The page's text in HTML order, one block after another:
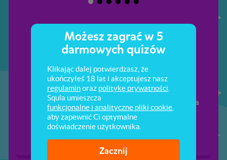
Dni tygodnia
Godziny i minuty na
zegarze
Możesz zagrać w 5
darmowych quizów
Klikając dalej potwierdzasz, że
ukończyłeś 18 lat i akceptujesz nasz
regulaminoraz politykę prywatności
Squla umieszcza
funkcjonalne i analityczne pliki cookie
aby zapewnić Ci optymalne
doświadczenie użytkownika.
Zacznij